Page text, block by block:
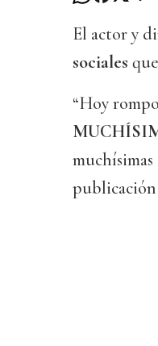
El actor y
sociales
“Hoy rompo